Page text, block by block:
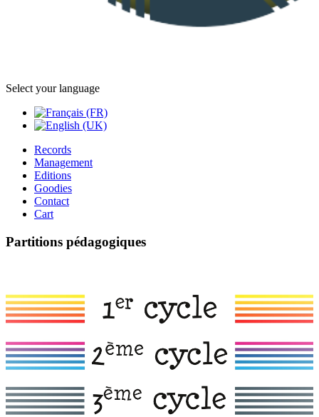
Select your language
Records
Management
Editions
Goodies
Contact
Cart
Partitions pédagogiques